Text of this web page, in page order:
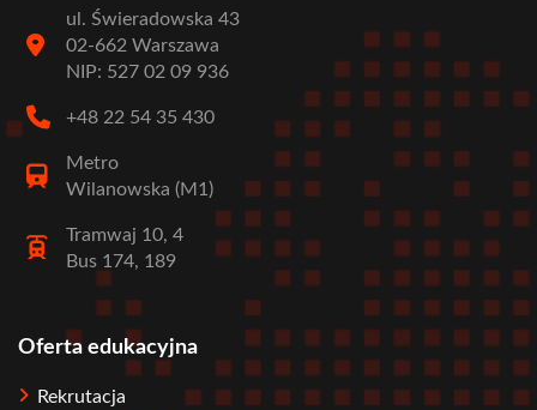
ul. Świeradowska 43
02-662 Warszawa
NIP: 527 02 09 936
+48 22 54 35 430
Metro
Wilanowska (M1)
Tramwaj 10, 4
Bus 174, 189
Stopka
Oferta edukacyjna
Rekrutacja